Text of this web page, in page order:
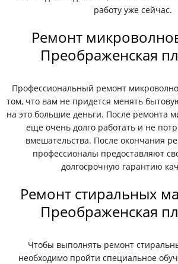
работу уже сейчас.
Ремонт
Преображенская
Профессиональный ремонт
том, что вам не придется менять
на это большие деньги. После ремонта
еще очень долго работать и не
вмешательства. После окончания
профессионалы предоставляют
долгосрочную гарантию
Ремонт стиральных
Преображенская
Чтобы выполнять ремонт
необходимо пройти специальное